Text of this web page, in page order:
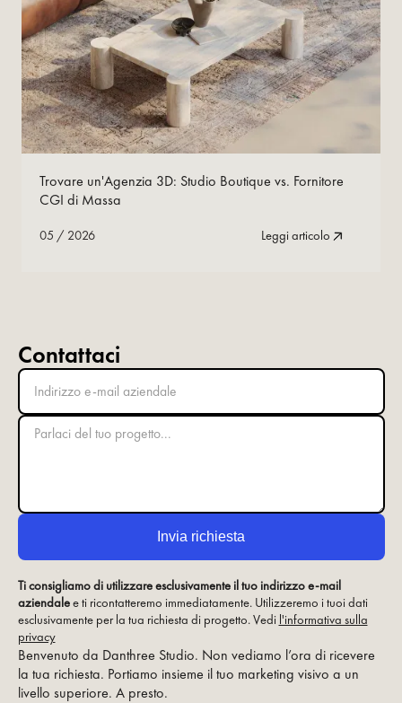
Trovare un'Agenzia 3D: Studio Boutique vs. Fornitore
CGI di Massa
05 / 2026 Leggi articolo
Contattaci
Benvenuto da Danthree Studio. Non vediamo l’ora di ricevere
la tua richiesta. Portiamo insieme il tuo marketing visivo a un
livello superiore. A presto.
Ti consigliamo di utilizzare esclusivamente il tuo indirizzo e-mail
aziendalee ti ricontatteremo immediatamente. Utilizzeremo i tuoi dati
esclusivamente per la tua richiesta di progetto. Vedi l'informativa sulla
privacy